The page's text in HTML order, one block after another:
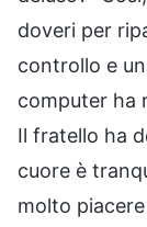
doveri per
controllo e
computer ha
Il fratello ha
cuore è
molto